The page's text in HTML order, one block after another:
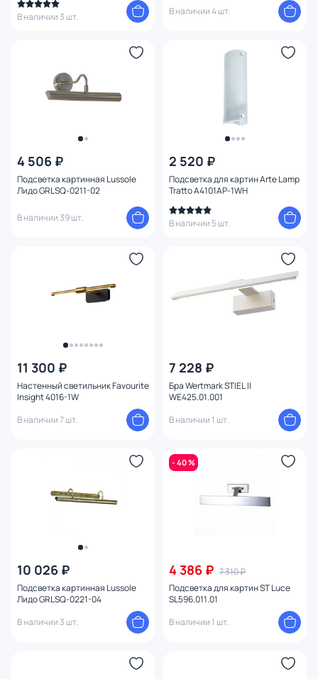
В наличии 3 шт. В наличии 4 шт.
4 506 ₽
Подсветка картинная Lussole
Лидо GRLSQ-0211-02
В наличии 39 шт.
2 520 ₽
Подсветка для картин Arte Lamp
Tratto A4101AP-1WH
В наличии 5 шт.
11 300 ₽
Настенный светильник Favourite
Insight 4016-1W
В наличии 7 шт.
7 228 ₽
Бра Wertmark STIEL II
WE425.01.001
В наличии 1 шт.
10 026 ₽
Подсветка картинная Lussole
Лидо GRLSQ-0221-04
В наличии 3 шт.
- 40 %
4 386 ₽ 7 310 ₽
Подсветка для картин ST Luce
SL596.011.01
В наличии 1 шт.